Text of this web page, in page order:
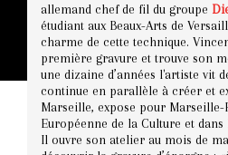
allemand chef de fil du groupe
étudiant aux Beaux-Arts de
charme de cette technique.
première gravure et trouve son
une dizaine d’années l'artiste vit
continue en parallèle à créer et
Marseille, expose pour Marseille-
Européenne de la Culture et
Il ouvre son atelier au mois de